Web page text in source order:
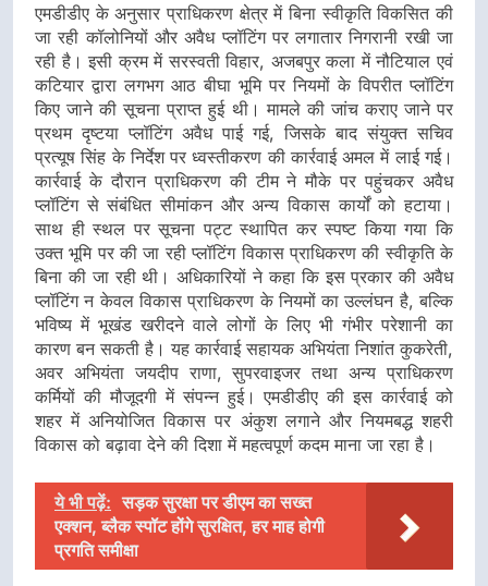
एमडीडीए के अनुसार प्राधिकरण क्षेत्र में बिना स्वीकृति विकसित की
जा रही कॉलोनियों और अवैध प्लॉटिंग पर लगातार निगरानी रखी जा
रही है। इसी क्रम में सरस्वती विहार, अजबपुर कला में नौटियाल एवं
कटियार द्वारा लगभग आठ बीघा भूमि पर नियमों के विपरीत प्लॉटिंग
किए जाने की सूचना प्राप्त हुई थी। मामले की जांच कराए जाने पर
प्रथम दृष्टया प्लॉटिंग अवैध पाई गई, जिसके बाद संयुक्त सचिव
प्रत्यूष सिंह के निर्देश पर ध्वस्तीकरण की कार्रवाई अमल में लाई गई।
कार्रवाई के दौरान प्राधिकरण की टीम ने मौके पर पहुंचकर अवैध
प्लॉटिंग से संबंधित सीमांकन और अन्य विकास कार्यों को हटाया।
साथ ही स्थल पर सूचना पट्ट स्थापित कर स्पष्ट किया गया कि
उक्त भूमि पर की जा रही प्लॉटिंग विकास प्राधिकरण की स्वीकृति के
बिना की जा रही थी। अधिकारियों ने कहा कि इस प्रकार की अवैध
प्लॉटिंग न केवल विकास प्राधिकरण के नियमों का उल्लंघन है, बल्कि
भविष्य में भूखंड खरीदने वाले लोगों के लिए भी गंभीर परेशानी का
कारण बन सकती है। यह कार्रवाई सहायक अभियंता निशांत कुकरेती,
अवर अभियंता जयदीप राणा, सुपरवाइजर तथा अन्य प्राधिकरण
कर्मियों की मौजूदगी में संपन्न हुई। एमडीडीए की इस कार्रवाई को
शहर में अनियोजित विकास पर अंकुश लगाने और नियमबद्ध शहरी
विकास को बढ़ावा देने की दिशा में महत्वपूर्ण कदम माना जा रहा है।
ये भी पढ़ें: सड़क सुरक्षा पर डीएम का सख्त
एक्शन, ब्लैक स्पॉट होंगे सुरक्षित, हर माह होगी
प्रगति समीक्षा